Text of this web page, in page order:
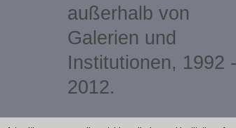
außerhalb von
Galerien und
Institutionen, 1992 -
2012.